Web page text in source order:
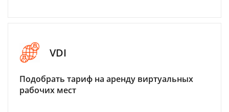
VDI
Подобрать тариф на аренду виртуальных
рабочих мест